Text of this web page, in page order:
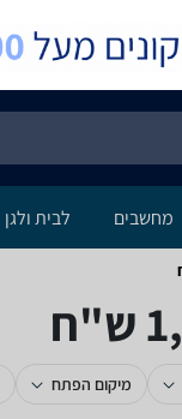
מחשבים לבית ולגן
מיקום הפתח